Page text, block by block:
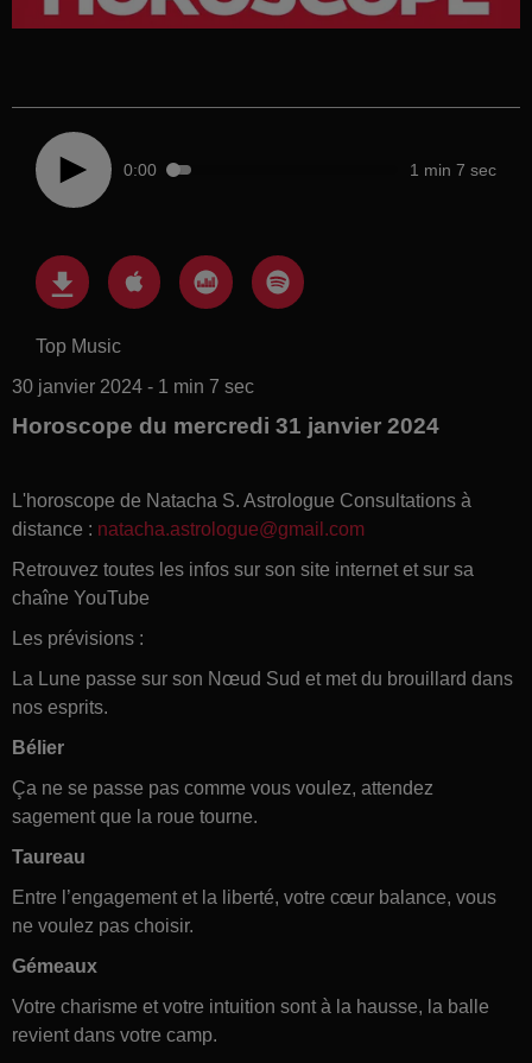
0:00 1 min 7 sec
Top Music
30 janvier 2024 - 1 min 7 sec
Horoscope du mercredi 31 janvier 2024
L'horoscope de Natacha S. Astrologue Consultations à
distance : natacha.astrologue@gmail.com
Retrouvez toutes les infos sur son site internet et sur sa
chaîne YouTube
Les prévisions :
La Lune passe sur son Nœud Sud et met du brouillard dans
nos esprits.
Bélier
Ça ne se passe pas comme vous voulez, attendez
sagement que la roue tourne.
Taureau
Entre l’engagement et la liberté, votre cœur balance, vous
ne voulez pas choisir.
Gémeaux
Votre charisme et votre intuition sont à la hausse, la balle
revient dans votre camp.